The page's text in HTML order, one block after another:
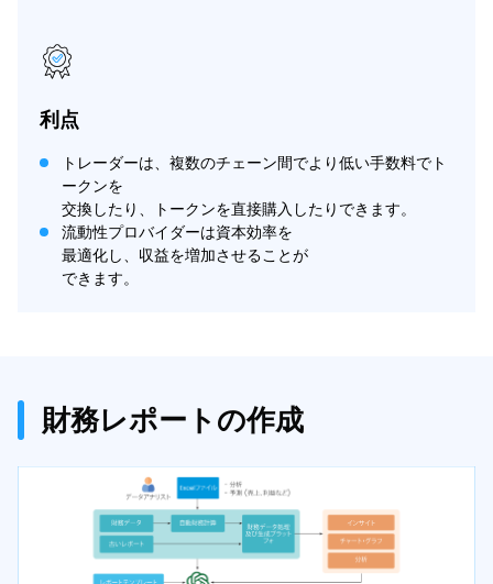
利点
トレーダーは、複数のチェーン間でより低い手数料でト
ークンを
交換したり、トークンを直接購入したりできます。​
流動性プロバイダーは資本効率を
最適化し、収益を増加させることが
できます。
財務レポートの作成